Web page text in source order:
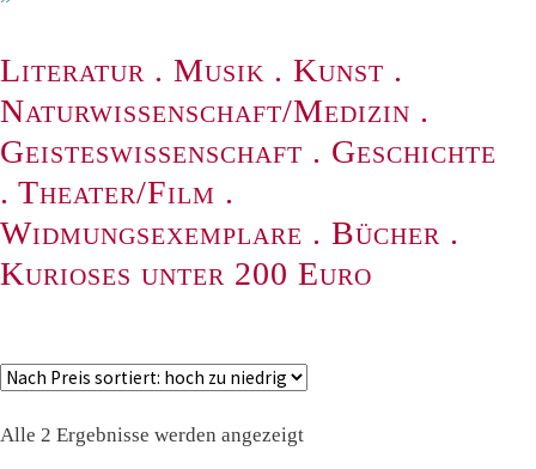
Literatur . Musik . Kunst .
Naturwissenschaft/Medizin .
Geisteswissenschaft . Geschichte
. Theater/Film .
Widmungsexemplare . Bücher .
Kurioses unter 200 Euro
Alle 2 Ergebnisse werden angezeigtNach